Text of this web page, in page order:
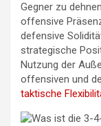
Gegner zu
offensive
defensive
strategische
Nutzung der
offensiven und
taktische